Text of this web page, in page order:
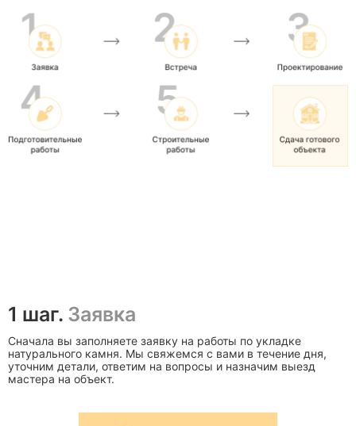
1 шаг. Заявка
Сначала вы заполняете заявку на работы по укладке
натурального камня. Мы свяжемся с вами в течение дня,
уточним детали, ответим на вопросы и назначим выезд
мастера на объект.